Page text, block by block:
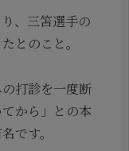
、三笘選手の
とのこと。
打診を一度断
から」との本
です。